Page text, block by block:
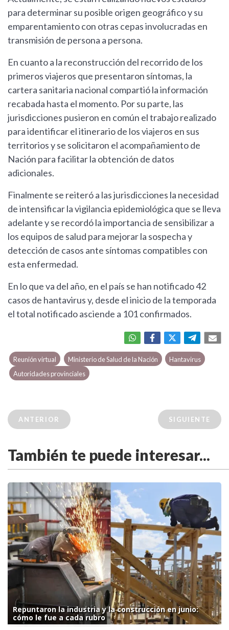
para determinar su posible origen geográfico y su
emparentamiento con otras cepas involucradas en
transmisión de persona a persona.
En cuanto a la reconstrucción del recorrido de los
primeros viajeros que presentaron síntomas, la
cartera sanitaria nacional compartió la información
recabada hasta el momento. Por su parte, las
jurisdicciones pusieron en común el trabajo realizado
para identificar el itinerario de los viajeros en sus
territorios y se solicitaron el acompañamiento de
Nación para facilitar la obtención de datos
adicionales.
Finalmente se reiteró a las jurisdicciones la necesidad
de intensificar la vigilancia epidemiológica que se lleva
adelante y se recordó la importancia de sensibilizar a
los equipos de salud para mejorar la sospecha y
detección de casos ante síntomas compatibles con
esta enfermedad.
En lo que va del año, en el país se han notificado 42
casos de hantavirus y, desde el inicio de la temporada
el total notificado asciende a 101 confirmados.
Reunión virtual Ministerio de Salud de la Nación
Hantavirus
Autoridades provinciales
ANTERIOR SIGUIENTE
También te puede interesar...
Repuntaron la industria y la construcción en junio:
cómo le fue a cada rubro